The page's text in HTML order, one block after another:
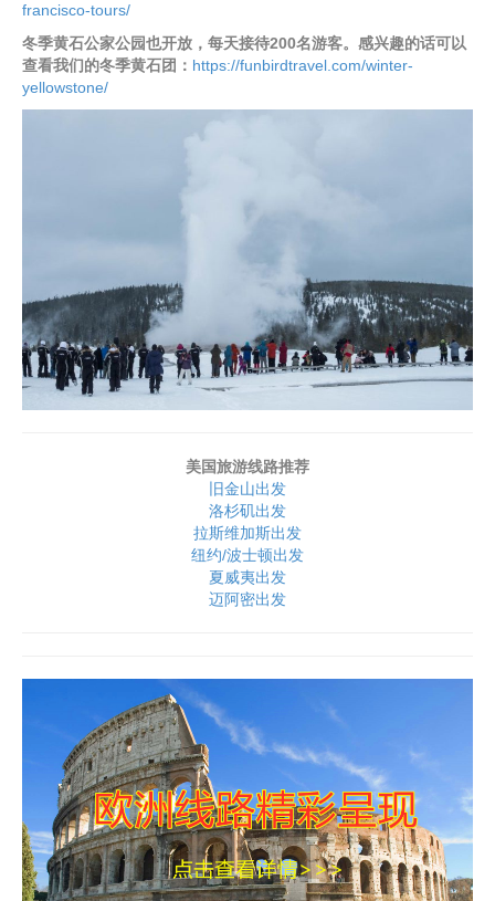
francisco-tours/
冬季黄石公家公园也开放，每天接待200名游客。感兴趣的话可以
查看我们的冬季黄石团： https://funbirdtravel.com/winter-
yellowstone/
美国旅游线路推荐
旧金山出发
洛杉矶出发
拉斯维加斯出发
纽约/波士顿出发
夏威夷出发
迈阿密出发